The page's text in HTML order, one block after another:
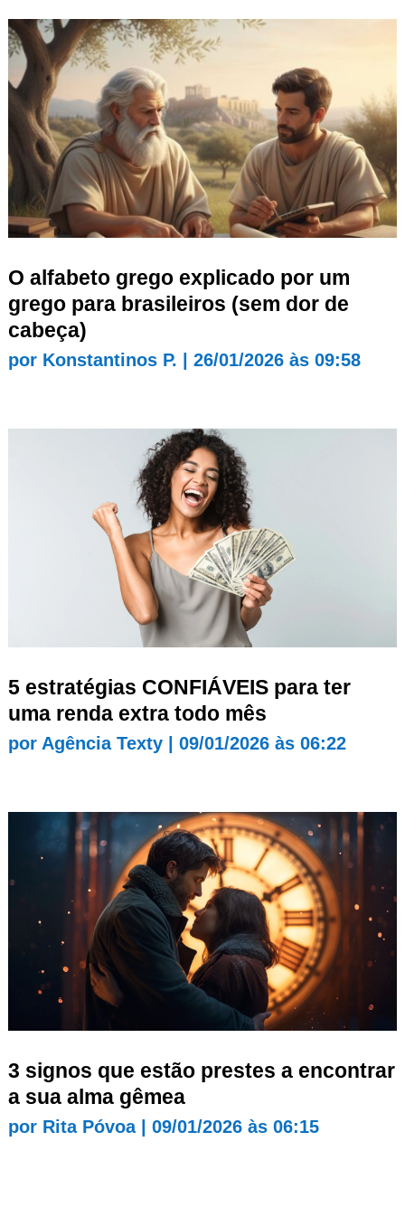
O alfabeto grego explicado por um
grego para brasileiros (sem dor de
cabeça)
por Konstantinos P. 26/01/2026 às 09:58
5 estratégias CONFIÁVEIS para ter
uma renda extra todo mês
por Agência Texty| 09/01/2026 às 06:22
3 signos que estão prestes a encontrar
a sua alma gêmea
por Rita Póvoa| 09/01/2026 às 06:15